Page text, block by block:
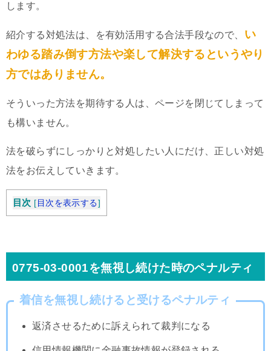
します。
紹介する対処法は、を有効活用する合法手段なので、 い
わゆる踏み倒す方法や楽して解決するというやり
方ではありません。
そういった方法を期待する人は、ページを閉じてしまって
も構いません。
法を破らずにしっかりと対処したい人にだけ、正しい対処
法をお伝えしていきます。
目次 [ 目次を表示する]
0775-03-0001を無視し続けた時のペナルティ
着信を無視し続けると受けるペナルティ
返済させるために訴えられて裁判になる